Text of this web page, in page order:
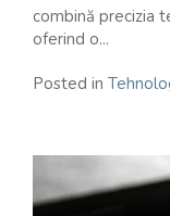
combină precizia
oferind o...
Posted in